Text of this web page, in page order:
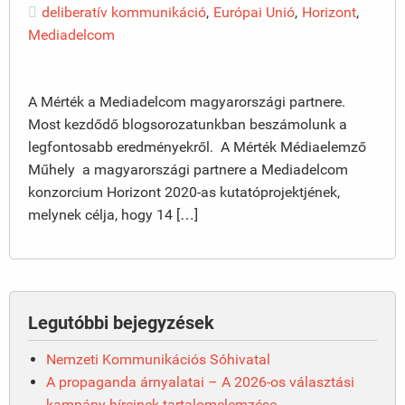
deliberatív kommunikáció, Európai Unió, Horizont,
Mediadelcom
A Mérték a Mediadelcom magyarországi partnere.
Most kezdődő blogsorozatunkban beszámolunk a
legfontosabb eredményekről. A Mérték Médiaelemző
Műhely a magyarországi partnere a Mediadelcom
konzorcium Horizont 2020-as kutatóprojektjének,
melynek célja, hogy 14 […]
Legutóbbi bejegyzések
Nemzeti Kommunikációs Sóhivatal
A propaganda árnyalatai – A 2026-os választási